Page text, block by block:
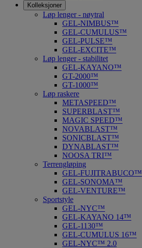
Kolleksjoner
Løp lenger - nøytral
GEL-NIMBUS™
GEL-CUMULUS™
GEL-PULSE™
GEL-EXCITE™
Løp lenger - stabilitet
GEL-KAYANO™
GT-2000™
GT-1000™
Løp raskere
METASPEED™
SUPERBLAST™
MAGIC SPEED™
NOVABLAST™
SONICBLAST™
DYNABLAST™
NOOSA TRI™
Terrengløping
GEL-FUJITRABUCO™
GEL-SONOMA™
GEL-VENTURE™
Sportstyle
GEL-NYC™
GEL-KAYANO 14™
GEL-1130™
GEL-CUMULUS 16™
GEL-NYC™ 2.0